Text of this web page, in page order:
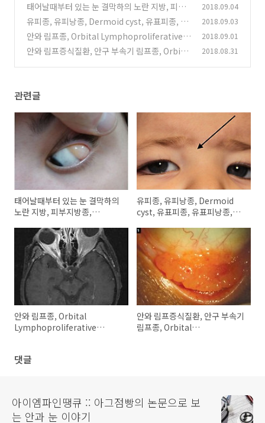
태어날때부터 있는 눈 결막하의 노란 지방, 피부
지방종, Dermolipoma, Lipodermoid (0)
2018.09.04
유피종, 유피낭종, Dermoid cyst, 유표피종, 유
표피낭종, Epidermoid cyst (0)
2018.09.03
안와 림프종, Orbital Lymphoproliferative d
isorder, Orbital lymphoma 의 증상, 검사소
2018.09.01
안와 림프증식질환, 안구 부속기 림프종, Orbital
2018.08.31
관련글
태어날때부터 있는 눈 결막하의
노란 지방, 피부지방종,
Lipodermoid
유피종, 유피낭종, Dermoid
cyst, 유표피종, 유표피낭종,
안와 림프종, Orbital
Lymphoproliferative
치료
안와 림프증식질환, 안구 부속기
림프종, Orbital
댓글
아이엠파인땡큐 :: 아그점빵의 논문으로 보
는 안과 눈 이야기